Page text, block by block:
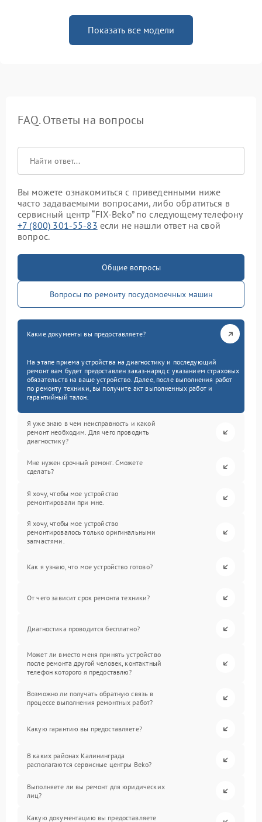
Показать все модели
FAQ. Ответы на вопросы
Вы можете ознакомиться с приведенными ниже
часто задаваемыми вопросами, либо обратиться в
сервисный центр “FIX-Beko” по следующему телефону
+7 (800) 301-55-83 если не нашли ответ на свой
вопрос.
Общие вопросы
Вопросы по ремонту посудомоечных машин
Какие документы вы предоставляете?
На этапе приема устройства на диагностику и последующий
ремонт вам будет предоставлен заказ-наряд с указанием страховых
обязательств на ваше устройство. Далее, после выполнения работ
по ремонту техники, вы получите акт выполненных работ и
гарантийный талон.
Я уже знаю в чем неисправность и какой
ремонт необходим. Для чего проводить
диагностику?
Мне нужен срочный ремонт. Сможете
сделать?
Я хочу, чтобы мое устройство
ремонтировали при мне.
Я хочу, чтобы мое устройство
ремонтировалось только оригинальными
запчастями.
Как я узнаю, что мое устройство готово?
От чего зависит срок ремонта техники?
Диагностика проводится бесплатно?
Может ли вместо меня принять устройство
после ремонта другой человек, контактный
телефон которого я предоставлю?
Возможно ли получать обратную связь в
процессе выполнения ремонтных работ?
Какую гарантию вы предоставляете?
В каких районах Калининграда
располагаются сервисные центры Beko?
Выполняете ли вы ремонт для юридических
лиц?
Какую документацию вы предоставляете